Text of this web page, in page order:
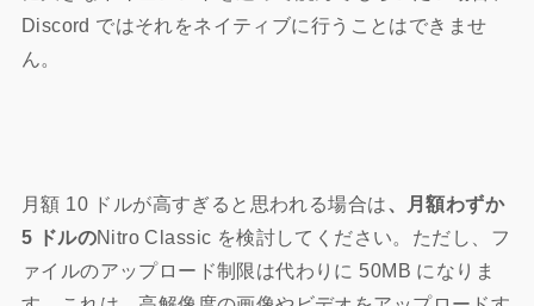
Discord ではそれをネイティブに行うことはできませ
ん。
月額 10 ドルが高すぎると思われる場合は、月額わずか
5 ドルのNitro Classic を検討してください。ただし、フ
ァイルのアップロード制限は代わりに 50MB になりま